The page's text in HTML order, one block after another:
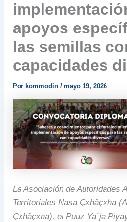
apoyos
las semillas
capacidades
Por kommodin/mayo 19, 2026
La Asociación de Autoridades
Territoriales Nasa Çxhâçxha
Çxhâçxha), el Puuz Ya´ja